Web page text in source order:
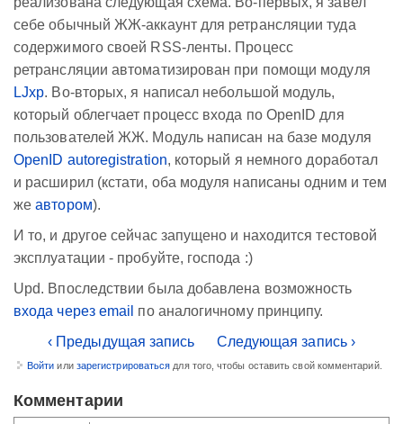
себе обычный ЖЖ-аккаунт для ретрансляции туда
содержимого своей RSS-ленты. Процесс
ретрансляции автоматизирован при помощи модуля
LJxp. Во-вторых, я написал небольшой модуль,
который облегчает процесс входа по OpenID для
пользователей ЖЖ. Модуль написан на базе модуля
OpenID autoregistration, который я немного доработал
и расширил (кстати, оба модуля написаны одним и тем
жеавтором).
И то, и другое сейчас запущено и находится тестовой
эксплуатации - пробуйте, господа :)
Upd. Впоследствии была добавлена возможность
входа через email по аналогичному принципу.
‹ Предыдущая запись
Следующая запись ›
Войти или зарегистрироваться для того, чтобы оставить свой комментарий.
Комментарии